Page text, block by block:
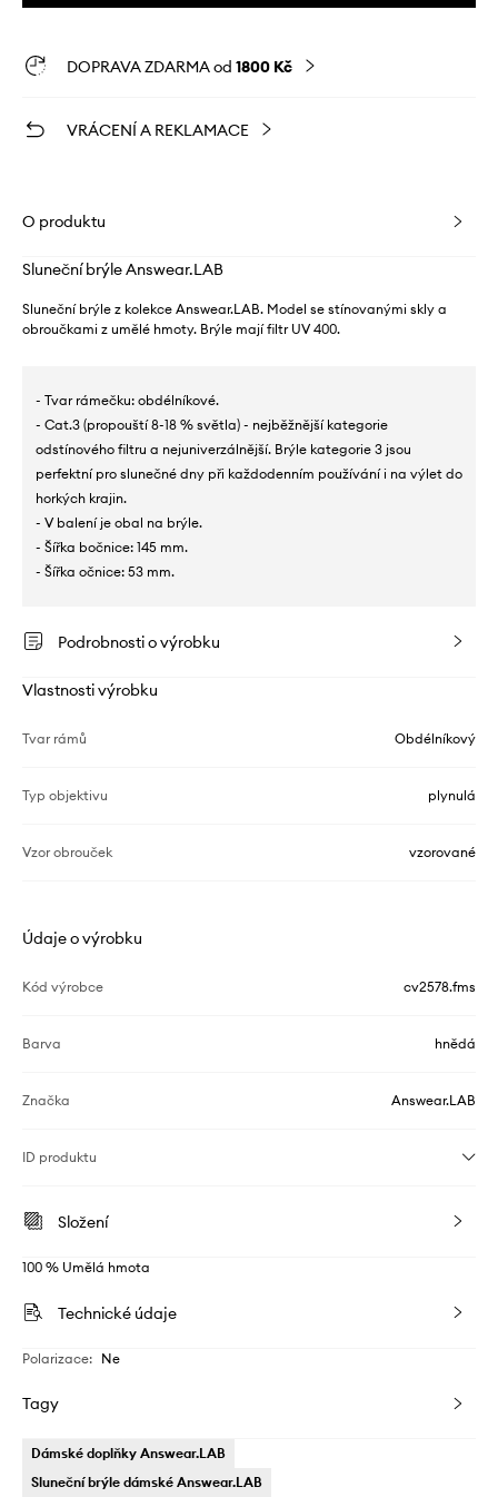
DOPRAVA ZDARMA od 1800 Kč
VRÁCENÍ A REKLAMACE
O produktu
Sluneční brýle Answear.LAB
Sluneční brýle z kolekce Answear.LAB. Model se stínovanými skly a
obroučkami z umělé hmoty. Brýle mají filtr UV 400.
- Tvar rámečku: obdélníkové.
- Cat.3 (propouští 8-18 % světla) - nejběžnější kategorie
odstínového filtru a nejuniverzálnější. Brýle kategorie 3 jsou
perfektní pro slunečné dny při každodenním používání i na výlet do
horkých krajin.
- V balení je obal na brýle.
- Šířka bočnice: 145 mm.
- Šířka očnice: 53 mm.
Podrobnosti o výrobku
Vlastnosti výrobku
Tvar rámů Obdélníkový
Typ objektivu plynulá
Vzor obrouček vzorované
Údaje o výrobku
Kód výrobce cv2578.fms
Barva hnědá
Značka Answear.LAB
ID produktu
Složení
100 % Umělá hmota
Technické údaje
Polarizace: Ne
Tagy
Dámské doplňky Answear.LAB
Sluneční brýle dámské Answear.LAB